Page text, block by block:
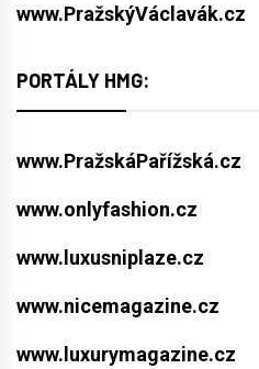
www.PražskýVáclavák.cz
PORTÁLY HMG:
www.PražskáPařížská.cz
www.onlyfashion.cz
www.luxusniplaze.cz
www.nicemagazine.cz
www.luxurymagazine.cz